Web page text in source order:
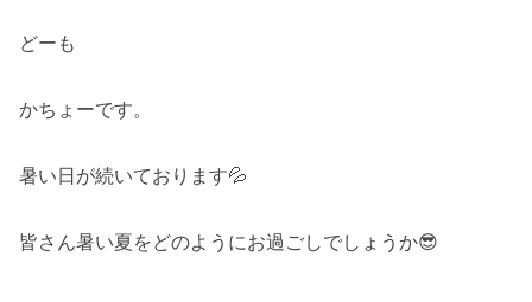
どーも
かちょーです。
暑い日が続いております💦
皆さん暑い夏をどのようにお過ごしでしょうか😎